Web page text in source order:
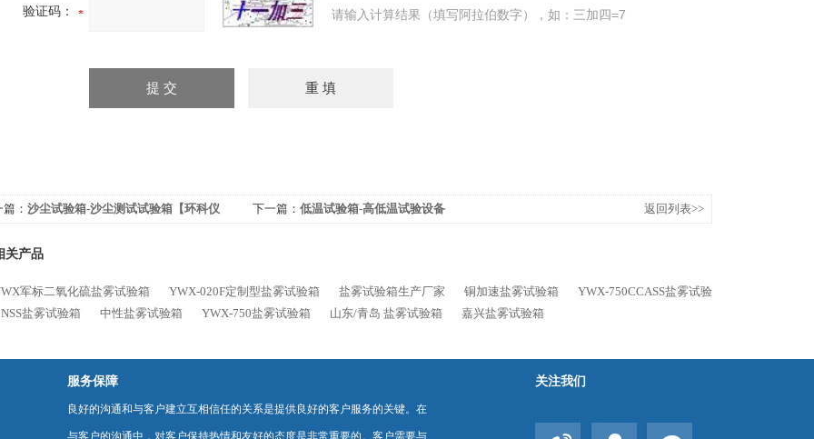
验证码： 请输入计算结果（填写阿拉伯数字），如：三加四=7
： 沙尘试验箱-沙尘测试试验箱【环科仪
下一篇： 低温试验箱-高低温试验设备 返回列表>>
关产品
军标二氧化硫盐雾试验箱 YWX-020F定制型盐雾试验箱 盐雾试验箱生产厂家 铜加速盐雾试验箱
YWX-750CCASS盐雾试验
NSS盐雾试验箱 中性盐雾试验箱 YWX-750盐雾试验箱 山东/青岛 盐雾试验箱 嘉兴盐雾试验箱
服务保障
良好的沟通和与客户建立互相信任的关系是提供良好的客户服务的关键。在
与客户的沟通中，对客户保持热情和友好的态度是非常重要的。客户需要与
关注我们